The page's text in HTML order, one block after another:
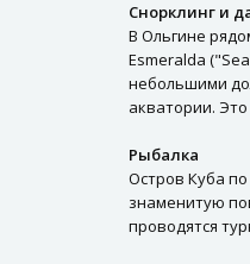
Снорклинг и
В Ольгине
Esmeralda
небольшими
акватории.
Рыбалка
Остров Куба
знаменитую
проводятся